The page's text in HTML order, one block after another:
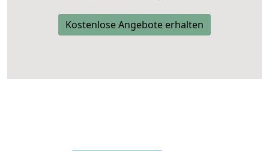
Kostenlose Angebote erhalten